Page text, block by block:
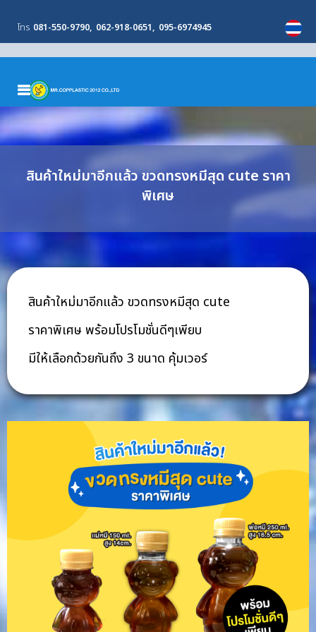
โทร 081-550-9790 062-918-0651 095-6974945
MENU
สินค้าใหม่มาอีกแล้ว ขวดทรงหมีสุด cute ราคา
พิเศษ
สินค้าใหม่มาอีกแล้ว ขวดทรงหมีสุด cute
ราคาพิเศษ พร้อมโปรโมชั่นดีๆเพียบ
มีให้เลือกด้วยกันถึง 3 ขนาด คุ้มเวอร์